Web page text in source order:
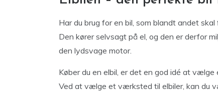
Har du brug for en bil, som blandt andet
Den kører selvsagt på el, og den er derfor
den lydsvage motor.
Køber du en elbil, er det en god idé at
Ved at vælge et værksted til elbiler, kan du